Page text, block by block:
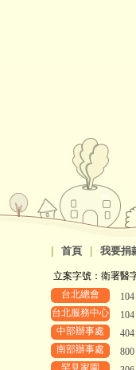
首頁 我要捐
立案字號：衛署醫
台北總會
台北服務中心
中部辦事處
南部辦事處
罕見家園